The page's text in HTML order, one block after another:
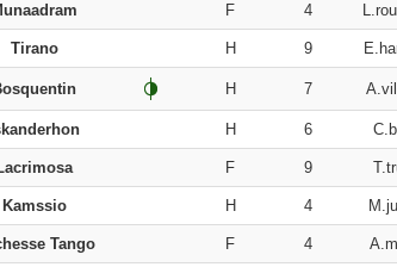
F 4
Tirano H 9
H 7
H 6
F 9
Kamssio H 4
Tango F 4